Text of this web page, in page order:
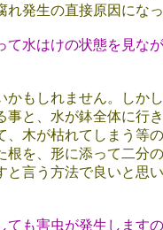
れ発生の直接原因にな
て水はけの状態を見な
かもしれません。しか
事と、水が鉢全体に行
、木が枯れてしまう等
根を、形に添って二分
と言う方法で良いと思
ても害虫が発生します